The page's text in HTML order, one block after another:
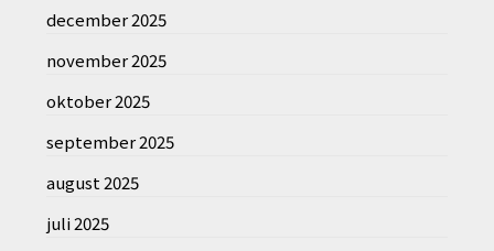
december 2025
november 2025
oktober 2025
september 2025
august 2025
juli 2025